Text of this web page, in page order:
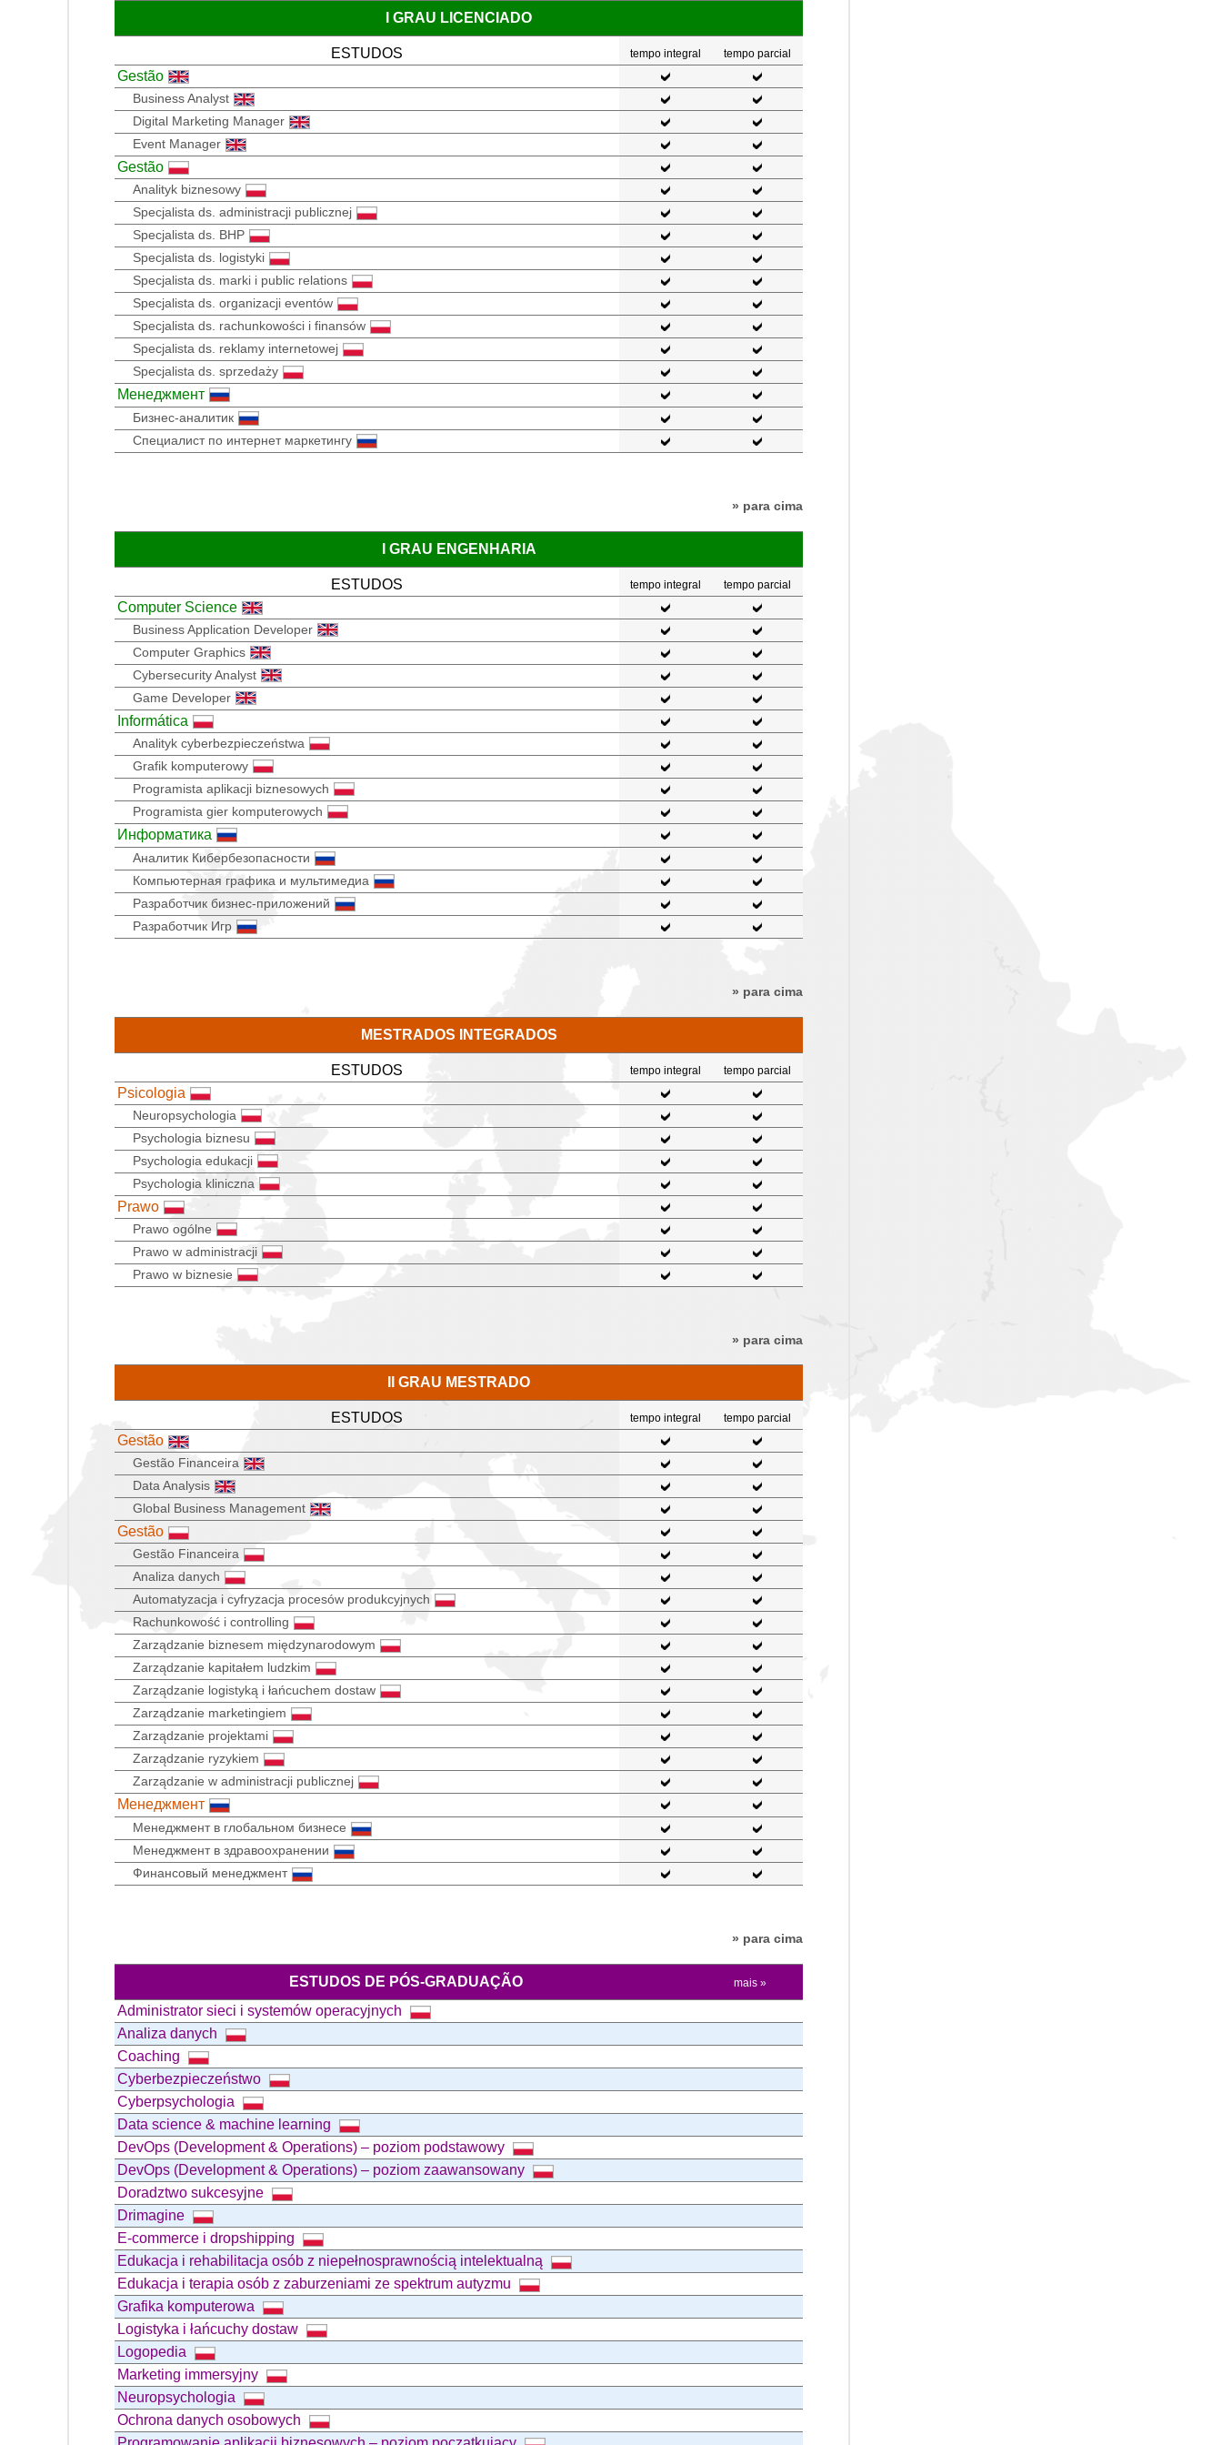
I GRAU LICENCIADO
ESTUDOS tempo integral tempo parcial
Gestão
Business Analyst
Digital Marketing Manager
Event Manager
Gestão
Analityk biznesowy
Specjalista ds. administracji publicznej
Specjalista ds. BHP
Specjalista ds. logistyki
Specjalista ds. marki i public relations
Specjalista ds. organizacji eventów
Specjalista ds. rachunkowości i finansów
Specjalista ds. reklamy internetowej
Specjalista ds. sprzedaży
Менеджмент
Бизнес-аналитик
Специалист по интернет маркетингу
» para cima
I GRAU ENGENHARIA
ESTUDOS tempo integral tempo parcial
Computer Science
Business Application Developer
Computer Graphics
Cybersecurity Analyst
Game Developer
Informática
Analityk cyberbezpieczeństwa
Grafik komputerowy
Programista aplikacji biznesowych
Programista gier komputerowych
Информатика
Аналитик Кибербезопасности
Компьютерная графика и мультимедиа
Разработчик бизнес-приложений
Разработчик Игр
» para cima
MESTRADOS INTEGRADOS
ESTUDOS tempo integral tempo parcial
Psicologia
Neuropsychologia
Psychologia biznesu
Psychologia edukacji
Psychologia kliniczna
Prawo
Prawo ogólne
Prawo w administracji
Prawo w biznesie
» para cima
II GRAU MESTRADO
ESTUDOS tempo integral tempo parcial
Gestão
Gestão Financeira
Data Analysis
Global Business Management
Gestão
Gestão Financeira
Analiza danych
Automatyzacja i cyfryzacja procesów produkcyjnych
Rachunkowość i controlling
Zarządzanie biznesem międzynarodowym
Zarządzanie kapitałem ludzkim
Zarządzanie logistyką i łańcuchem dostaw
Zarządzanie marketingiem
Zarządzanie projektami
Zarządzanie ryzykiem
Zarządzanie w administracji publicznej
Менеджмент
Менеджмент в глобальном бизнесе
Менеджмент в здравоохранении
Финансовый менеджмент
» para cima
ESTUDOS DE PÓS-GRADUAÇÃO mais »
Administrator sieci i systemów operacyjnych
Analiza danych
Coaching
Cyberbezpieczeństwo
Cyberpsychologia
Data science & machine learning
DevOps (Development & Operations) – poziom podstawowy
DevOps (Development & Operations) – poziom zaawansowany
Doradztwo sukcesyjne
Drimagine
E-commerce i dropshipping
Edukacja i rehabilitacja osób z niepełnosprawnością intelektualną
Edukacja i terapia osób z zaburzeniami ze spektrum autyzmu
Grafika komputerowa
Logistyka i łańcuchy dostaw
Logopedia
Marketing immersyjny
Neuropsychologia
Ochrona danych osobowych